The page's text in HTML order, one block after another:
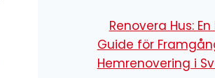
Renovera Hus:
Guide för
Hemrenovering i